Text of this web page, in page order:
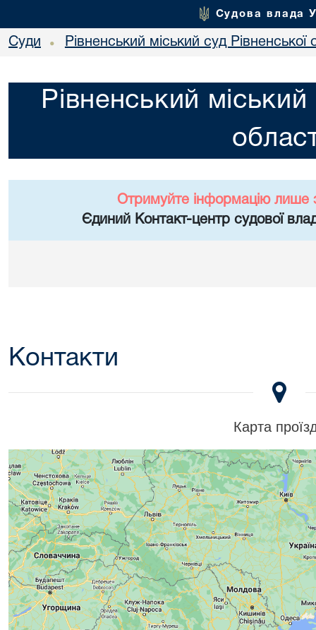
Судова влада
Суди • Рівненський міський суд Рівненської
Рівненський міський
Отримуйте інформацію лише
Єдиний Контакт-центр судової
Контакти
Карта